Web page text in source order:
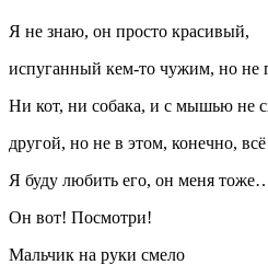
Я не знаю, он просто красивый,
испуганный кем-то чужим, но не
Ни кот, ни собака, и с мышью не
другой, но не в этом, конечно, всё
Я буду любить его, он меня
Он вот! Посмотри!
Мальчик на руки смело